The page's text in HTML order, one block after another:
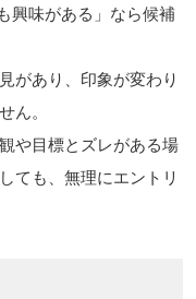
興味がある」なら候補
があり、印象が変わり
ん。
や目標とズレがある場
ても、無理にエントリ